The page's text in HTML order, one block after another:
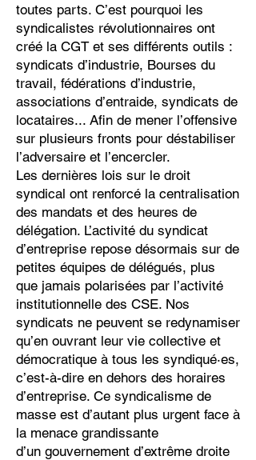
toutes parts. C’est pourquoi les
syndicalistes révolutionnaires ont
créé la CGT et ses différents outils :
syndicats d’industrie, Bourses du
travail, fédérations d’industrie,
associations d’entraide, syndicats de
locataires... Afin de mener l’offensive
sur plusieurs fronts pour déstabiliser
l’adversaire et l’encercler.
Les dernières lois sur le droit
syndical ont renforcé la centralisation
des mandats et des heures de
délégation. L’activité du syndicat
d’entreprise repose désormais sur de
petites équipes de délégués, plus
que jamais polarisées par l’activité
institutionnelle des CSE. Nos
syndicats ne peuvent se redynamiser
qu’en ouvrant leur vie collective et
démocratique à tous les syndiqué·es,
c’est-à-dire en dehors des horaires
d’entreprise. Ce syndicalisme de
masse est d’autant plus urgent face à
la menace grandissante
d’un gouvernement d’extrême droite